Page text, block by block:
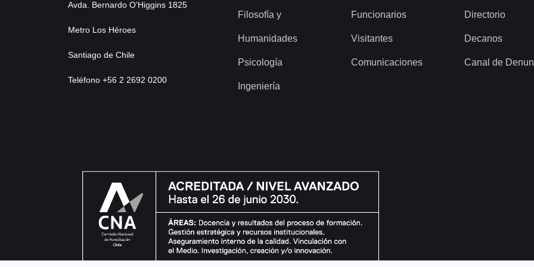
Avda. Bernardo O’Higgins 1825
Metro Los Héroes
Santiago de Chile
Teléfono +56 2 2692 0200
Filosofía y
Humanidades
Psicología
Ingeniería
Funcionarios
Visitantes
Comunicaciones
Directorio
Decanos
Canal de